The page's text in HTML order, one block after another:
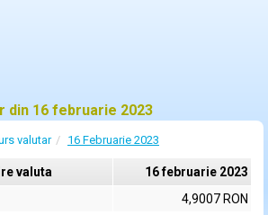
din 16 februarie 2023
valutar 16 Februarie 2023
valuta
16 februarie 2023
4,9007 RON